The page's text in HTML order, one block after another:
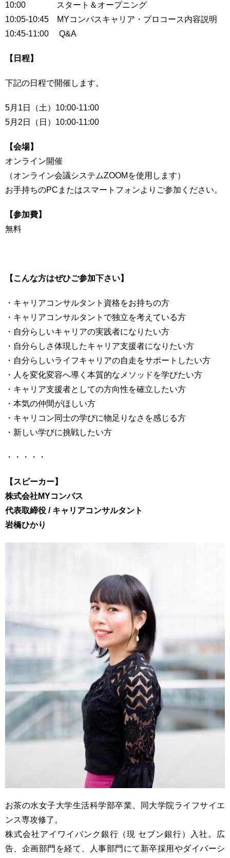
10:00 スタート＆オープニング
10:05-10:45 MYコンパスキャリア・プロコース内容説明
10:45-11:00 Q&A
【日程】
下記の日程で開催します。
5月1日（土）10:00-11:00
5月2日（日）10:00-11:00
【会場】
オンライン開催
（オンライン会議システムZOOMを使用します）
お手持ちのPCまたはスマートフォンよりご参加ください。
【参加費】
無料
【こんな方はぜひご参加下さい】
・キャリアコンサルタント資格をお持ちの方
・キャリアコンサルタントで独立を考えている方
・自分らしいキャリアの実践者になりたい方
・自分らしさ体現したキャリア支援者になりたい方
・自分らしいライフキャリアの自走をサポートしたい方
・人を変化変容へ導く本質的なメソッドを学びたい方
・キャリア支援者としての方向性を確立したい方
・本気の仲間がほしい方
・キャリコン同士の学びに物足りなさを感じる方
・新しい学びに挑戦したい方
・・・・・
【スピーカー】
株式会社MYコンパス
代表取締役 / キャリアコンサルタント
岩橋ひかり
お茶の水女子大学生活科学部卒業、同大学院ライフサイエ
ンス専攻修了。
株式会社アイワイバンク銀行（現 セブン銀行）入社。広
告、企画部門を経て、人事部門にて新卒採用やダイバーシ